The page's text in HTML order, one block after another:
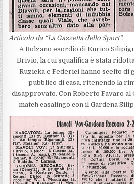
Articolo da “La Gazzetta dello Sport”.
A Bolzano esordio di Enrico
Brivio, la cui squalifica è stata
Ruzicka e Federici hanno scelto di
pubblico di casa, ritenendo la
disapprovato. Con Roberto Favaro al
match casalingo con il Gardena